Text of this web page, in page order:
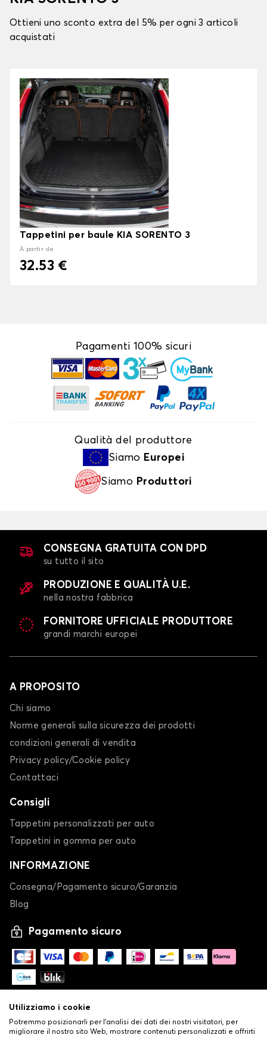
Ottieni uno sconto extra del 5% per ogni 3 articoli
acquistati
Tappetini per baule KIA SORENTO 3
À partir de
32.53 €
Pagamenti 100% sicuri
Qualità del produttore
Siamo Europei
Siamo Produttori
CONSEGNA GRATUITA CON DPD
su tutto il sito
PRODUZIONE E QUALITÀ U.E.
nella nostra fabbrica
FORNITORE UFFICIALE PRODUTTORE
grandi marchi europei
A PROPOSITO
Chi siamo
Norme generali sulla sicurezza dei prodotti
condizioni generali di vendita
Privacy policy/Cookie policy
Contattaci
Consigli
Tappetini personalizzati per auto
Tappetini in gomma per auto
INFORMAZIONE
Consegna/Pagamento sicuro/Garanzia
Blog
Pagamento sicuro
Utilizziamo i cookie
Potremmo posizionarli per l'analisi dei dati dei nostri visitatori, per
migliorare il nostro sito Web, mostrare contenuti personalizzati e offrirti